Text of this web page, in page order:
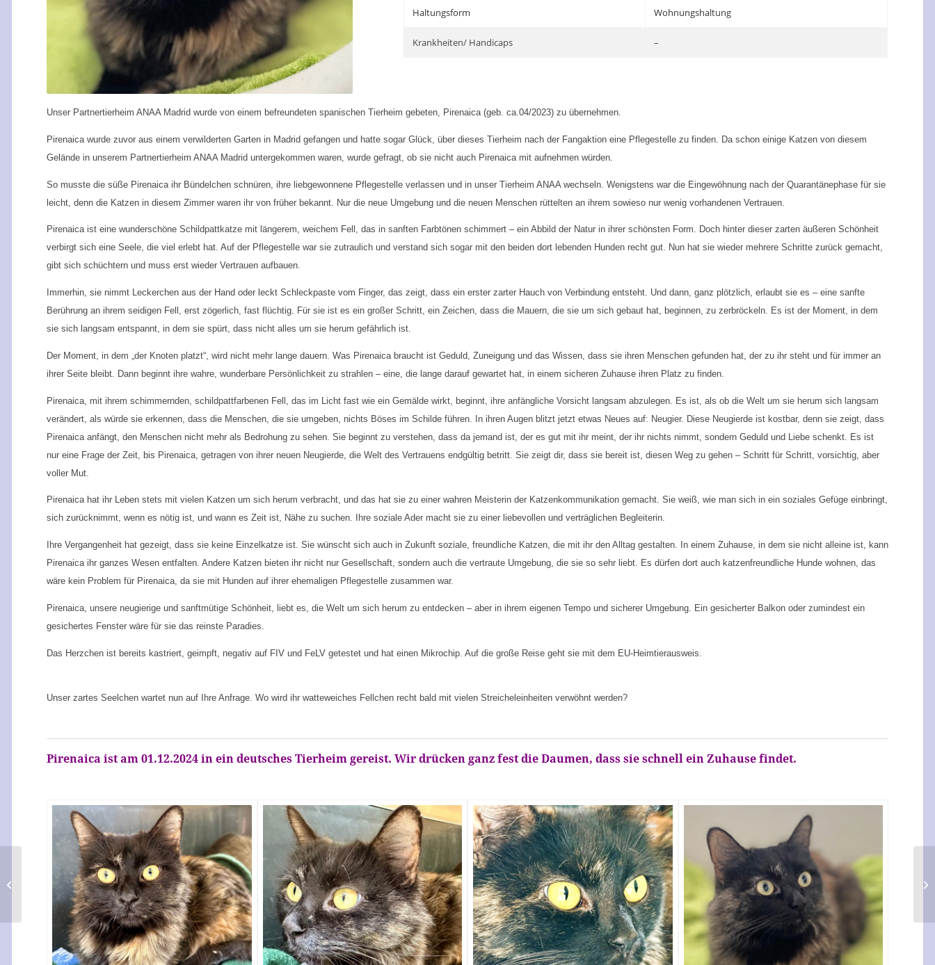
Haltungsform Wohnungshaltung
Krankheiten/ Handicaps –
Unser Partnertierheim ANAA Madrid wurde von einem befreundeten spanischen Tierheim gebeten, Pirenaica (geb. ca.04/2023) zu übernehmen.
Pirenaica wurde zuvor aus einem verwilderten Garten in Madrid gefangen und hatte sogar Glück, über dieses Tierheim nach der Fangaktion eine Pflegestelle zu finden. Da schon einige Katzen von diesem
Gelände in unserem Partnertierheim ANAA Madrid untergekommen waren, wurde gefragt, ob sie nicht auch Pirenaica mit aufnehmen würden.
So musste die süße Pirenaica ihr Bündelchen schnüren, ihre liebgewonnene Pflegestelle verlassen und in unser Tierheim ANAA wechseln. Wenigstens war die Eingewöhnung nach der Quarantänephase für sie
leicht, denn die Katzen in diesem Zimmer waren ihr von früher bekannt. Nur die neue Umgebung und die neuen Menschen rüttelten an ihrem sowieso nur wenig vorhandenen Vertrauen.
Pirenaica ist eine wunderschöne Schildpattkatze mit längerem, weichem Fell, das in sanften Farbtönen schimmert – ein Abbild der Natur in ihrer schönsten Form. Doch hinter dieser zarten äußeren Schönheit
verbirgt sich eine Seele, die viel erlebt hat. Auf der Pflegestelle war sie zutraulich und verstand sich sogar mit den beiden dort lebenden Hunden recht gut. Nun hat sie wieder mehrere Schritte zurück gemacht,
gibt sich schüchtern und muss erst wieder Vertrauen aufbauen.
Immerhin, sie nimmt Leckerchen aus der Hand oder leckt Schleckpaste vom Finger, das zeigt, dass ein erster zarter Hauch von Verbindung entsteht. Und dann, ganz plötzlich, erlaubt sie es – eine sanfte
Berührung an ihrem seidigen Fell, erst zögerlich, fast flüchtig. Für sie ist es ein großer Schritt, ein Zeichen, dass die Mauern, die sie um sich gebaut hat, beginnen, zu zerbröckeln. Es ist der Moment, in dem
sie sich langsam entspannt, in dem sie spürt, dass nicht alles um sie herum gefährlich ist.
Der Moment, in dem „der Knoten platzt“, wird nicht mehr lange dauern. Was Pirenaica braucht ist Geduld, Zuneigung und das Wissen, dass sie ihren Menschen gefunden hat, der zu ihr steht und für immer an
ihrer Seite bleibt. Dann beginnt ihre wahre, wunderbare Persönlichkeit zu strahlen – eine, die lange darauf gewartet hat, in einem sicheren Zuhause ihren Platz zu finden.
Pirenaica, mit ihrem schimmernden, schildpattfarbenen Fell, das im Licht fast wie ein Gemälde wirkt, beginnt, ihre anfängliche Vorsicht langsam abzulegen. Es ist, als ob die Welt um sie herum sich langsam
verändert, als würde sie erkennen, dass die Menschen, die sie umgeben, nichts Böses im Schilde führen. In ihren Augen blitzt jetzt etwas Neues auf: Neugier. Diese Neugierde ist kostbar, denn sie zeigt, dass
Pirenaica anfängt, den Menschen nicht mehr als Bedrohung zu sehen. Sie beginnt zu verstehen, dass da jemand ist, der es gut mit ihr meint, der ihr nichts nimmt, sondern Geduld und Liebe schenkt. Es ist
nur eine Frage der Zeit, bis Pirenaica, getragen von ihrer neuen Neugierde, die Welt des Vertrauens endgültig betritt. Sie zeigt dir, dass sie bereit ist, diesen Weg zu gehen – Schritt für Schritt, vorsichtig, aber
voller Mut.
Pirenaica hat ihr Leben stets mit vielen Katzen um sich herum verbracht, und das hat sie zu einer wahren Meisterin der Katzenkommunikation gemacht. Sie weiß, wie man sich in ein soziales Gefüge einbringt,
sich zurücknimmt, wenn es nötig ist, und wann es Zeit ist, Nähe zu suchen. Ihre soziale Ader macht sie zu einer liebevollen und verträglichen Begleiterin.
Ihre Vergangenheit hat gezeigt, dass sie keine Einzelkatze ist. Sie wünscht sich auch in Zukunft soziale, freundliche Katzen, die mit ihr den Alltag gestalten. In einem Zuhause, in dem sie nicht alleine ist, kann
Pirenaica ihr ganzes Wesen entfalten. Andere Katzen bieten ihr nicht nur Gesellschaft, sondern auch die vertraute Umgebung, die sie so sehr liebt. Es dürfen dort auch katzenfreundliche Hunde wohnen, das
wäre kein Problem für Pirenaica, da sie mit Hunden auf ihrer ehemaligen Pflegestelle zusammen war.
Pirenaica, unsere neugierige und sanftmütige Schönheit, liebt es, die Welt um sich herum zu entdecken – aber in ihrem eigenen Tempo und sicherer Umgebung. Ein gesicherter Balkon oder zumindest ein
gesichertes Fenster wäre für sie das reinste Paradies.
Das Herzchen ist bereits kastriert, geimpft, negativ auf FIV und FeLV getestet und hat einen Mikrochip. Auf die große Reise geht sie mit dem EU-Heimtierausweis.
Unser zartes Seelchen wartet nun auf Ihre Anfrage. Wo wird ihr watteweiches Fellchen recht bald mit vielen Streicheleinheiten verwöhnt werden?
Pirenaica ist am 01.12.2024 in ein deutsches Tierheim gereist. Wir drücken ganz fest die Daumen, dass sie schnell ein Zuhause findet.